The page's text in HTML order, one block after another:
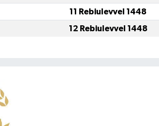
11 Rebiulevvel 1448
12 Rebiulevvel 1448